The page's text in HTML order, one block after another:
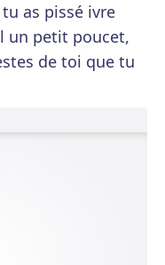
as pissé ivre
un petit poucet,
de toi que tu